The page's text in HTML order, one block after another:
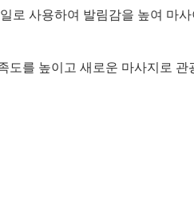
로 사용하여 발림감을 높여 마
를 높이고 새로운 마사지로 관